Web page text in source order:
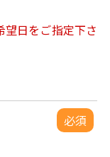
望日をご指定下さ
必須